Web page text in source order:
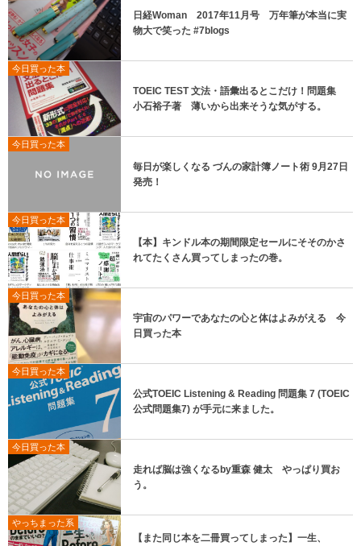
日経Woman 2017年11月号 万年筆が本当に実
物大で笑った #7blogs
今日買った本
TOEIC TEST 文法・語彙出るとこだけ！問題集
小石裕子著 薄いから出来そうな気がする。
今日買った本
毎日が楽しくなる づんの家計簿ノート術 9月27日
発売！
今日買った本
【本】キンドル本の期間限定セールにそそのかさ
れてたくさん買ってしまったの巻。
今日買った本
宇宙のパワーであなたの心と体はよみがえる 今
日買った本
今日買った本
公式TOEIC Listening & Reading 問題集 7 (TOEIC
公式問題集7) が手元に来ました。
今日買った本
走れば脳は強くなるby重森 健太 やっぱり買お
う。
やっちまった系
【また同じ本を二冊買ってしまった】一生、